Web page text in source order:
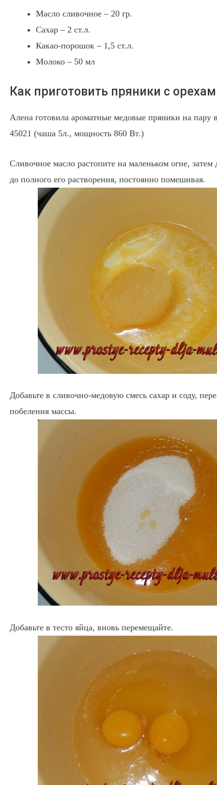
Масло сливочное – 20 гр.
Сахар – 2 ст.л.
Какао-порошок – 1,5 ст.л.
Молоко – 50 мл
Как приготовить пряники с
Алена готовила ароматные медовые пряники на пару
45021 (чаша 5л., мощность 860 Вт.)
Сливочное масло растопите на маленьком огне, затем
до полного его растворения, постоянно помешивая.
Добавьте в сливочно-медовую смесь сахар и соду,
побеления массы.
Добавьте в тесто яйца, вновь перемещайте.